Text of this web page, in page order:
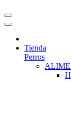
Tienda
Perros